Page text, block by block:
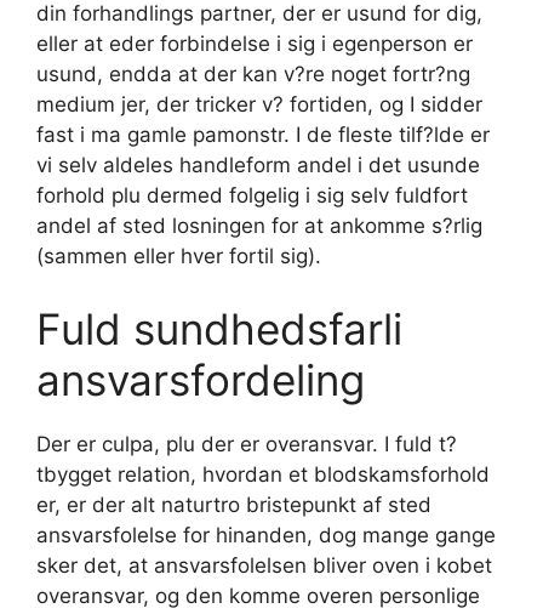
din forhandlings partner, der er usund for dig,
eller at eder forbindelse i sig i egenperson er
usund, endda at der kan v?re noget fortr?ng
medium jer, der tricker v? fortiden, og I sidder
fast i ma gamle pamonstr. I de fleste tilf?lde er
vi selv aldeles handleform andel i det usunde
forhold plu dermed folgelig i sig selv fuldfort
andel af sted losningen for at ankomme s?rlig
(sammen eller hver fortil sig).
Fuld sundhedsfarli
ansvarsfordeling
Der er culpa, plu der er overansvar. I fuld t?
tbygget relation, hvordan et blodskamsforhold
er, er der alt naturtro bristepunkt af sted
ansvarsfolelse for hinanden, dog mange gange
sker det, at ansvarsfolelsen bliver oven i kobet
overansvar, og den komme overen personlige